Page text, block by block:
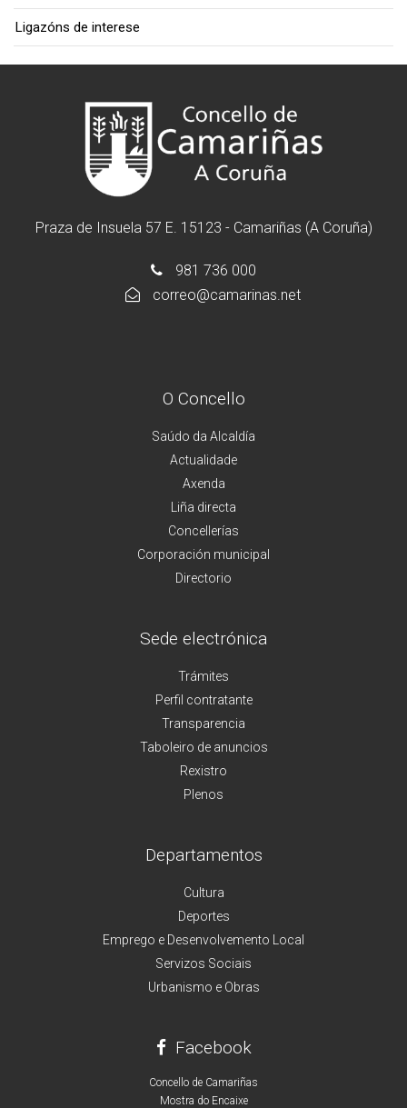
Ligazóns de interese
Praza de Insuela 57 E. 15123 - Camariñas (A Coruña)
981 736 000
correo@camarinas.net
O Concello
Saúdo da Alcaldía
Actualidade
Axenda
Liña directa
Concellerías
Corporación municipal
Directorio
Sede electrónica
Trámites
Perfil contratante
Transparencia
Taboleiro de anuncios
Rexistro
Plenos
Departamentos
Cultura
Deportes
Emprego e Desenvolvemento Local
Servizos Sociais
Urbanismo e Obras
Facebook
Concello de Camariñas
Mostra do Encaixe